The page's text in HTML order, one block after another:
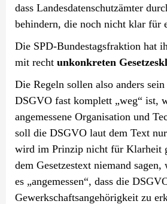
dass Landesdatenschutzämter
behindern, die noch nicht klar für
Die SPD-Bundestagsfraktion hat
mit recht unkonkreten
Die Regeln sollen also anders
DSGVO fast komplett „weg“ ist,
angemessene Organisation und
soll die DSGVO laut dem Text
wird im Prinzip nicht für Klarheit
dem Gesetzestext niemand
es „angemessen“, dass die
Gewerkschaftsangehörigkeit zu